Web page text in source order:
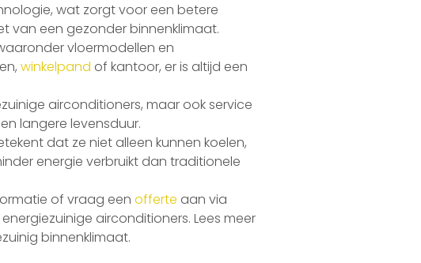
wat zorgt voor een betere
van een gezonder binnenklimaat.
vloermodellen en
winkelpand of kantoor, er is altijd een
airconditioners, maar ook service
langere levensduur.
dat ze niet alleen kunnen koelen,
energie verbruikt dan traditionele
of vraag een offerte aan via
airconditioners. Lees meer
binnenklimaat.